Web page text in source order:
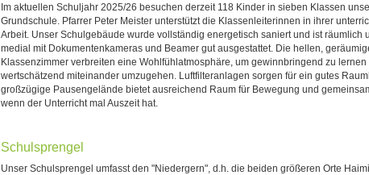
Im aktuellen Schuljahr 2025/26 besuchen derzeit 118 Kinder in sieben Klassen
Grundschule. Pfarrer Peter Meister unterstützt die Klassenleiterinnen in ihrer
Arbeit. Unser Schulgebäude wurde vollständig energetisch saniert und ist räumlich
medial mit Dokumentenkameras und Beamer gut ausgestattet. Die hellen,
Klassenzimmer verbreiten eine Wohlfühlatmosphäre, um gewinnbringend zu lernen
wertschätzend miteinander umzugehen. Luftfilteranlagen sorgen für ein gutes
großzügige Pausengelände bietet ausreichend Raum für Bewegung und
wenn der Unterricht mal Auszeit hat.
Schulsprengel
Unser Schulsprengel umfasst den "Niedergern", d.h. die beiden größeren Orte